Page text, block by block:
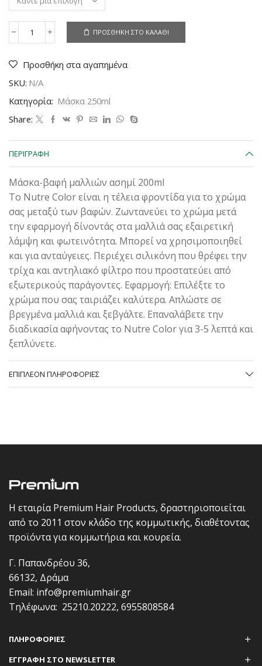
Nutre
ποσότητα
ΠΡΟΣΘΉΚΗ ΣΤΟ ΚΑΛΆΘΙ
Προσθήκη στα αγαπημένα
SKU: N/A
Κατηγορία: Μάσκα 250ml
Share:
ΠΕΡΙΓΡΑΦΉ
Μάσκα-βαφή μαλλιών ασημί 200ml
Το Nutre Color είναι η τέλεια φροντίδα για το χρώμα
σας μεταξύ των βαφών. Ζωντανεύει το χρώμα μετά
την εφαρμογή δίνοντάς στα μαλλιά σας εξαιρετική
λάμψη και φωτεινότητα. Μπορεί να χρησιμοποιηθεί
και για ανταύγειες. Περιέχει σιλικόνη που θρέφει την
τρίχα και αντηλιακό φίλτρο που προστατεύει από
εξωτερικούς παράγοντες. Εφαρμογή: Επιλέξτε το
χρώμα που σας ταιριάζει καλύτερα. Απλώστε σε
βρεγμένα μαλλιά και ξεβγάλτε. Επαναλάβετε την
διαδικασία αφήνοντας το Nutre Color για 3-5 λεπτά και
ξεπλύνετε.
ΕΠΙΠΛΈΟΝ ΠΛΗΡΟΦΟΡΊΕΣ
Η εταιρία Premium Hair Products, δραστηριοποιείται
από το 2011 στον κλάδο της κομμωτικής, διαθέτοντας
προϊόντα για κομμωτήρια και κουρεία.
Γ. Παπανδρέου 36,
66132, Δράμα
Email: info@premiumhair.gr
Τηλέφωνα: 25210.20222, 6955808584
ΠΛΗΡΟΦΟΡΊΕΣ
ΕΓΓΡΑΦΗ ΣΤΟ NEWSLETTER